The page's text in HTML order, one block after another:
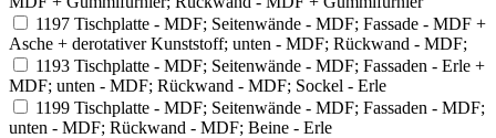
1197 Tischplatte - MDF; Seitenwände - MDF; Fassade - MDF +
Asche + derotativer Kunststoff; unten - MDF; Rückwand - MDF;
1193 Tischplatte - MDF; Seitenwände - MDF; Fassaden - Erle +
MDF; unten - MDF; Rückwand - MDF; Sockel - Erle
1199 Tischplatte - MDF; Seitenwände - MDF; Fassaden - MDF;
unten - MDF; Rückwand - MDF; Beine - Erle